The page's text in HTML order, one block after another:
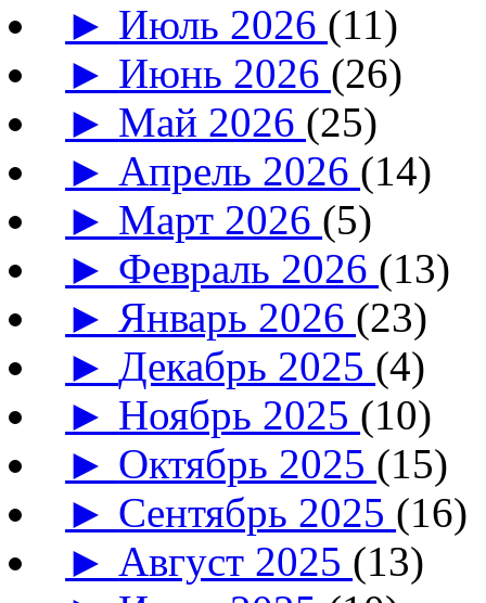
► Июль 2026 (11)
► Июнь 2026 (26)
► Май 2026 (25)
► Апрель 2026 (14)
► Март 2026 (5)
► Февраль 2026 (13)
► Январь 2026 (23)
►Декабрь 2025 (4)
► Ноябрь 2025 (10)
► Октябрь 2025 (15)
► Сентябрь 2025 (16)
► Август 2025 (13)